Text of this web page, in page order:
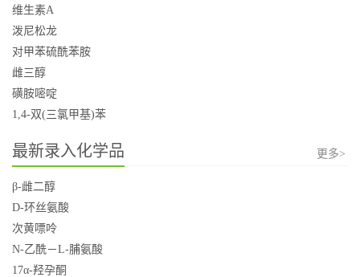
维生素A
泼尼松龙
对甲苯硫酰苯胺
雌三醇
磺胺嘧啶
1,4-双(三氯甲基)苯
最新录入化学品 更多>
β-雌二醇
D-环丝氨酸
次黄嘌呤
N-乙酰－L-脯氨酸
17α-羟孕酮